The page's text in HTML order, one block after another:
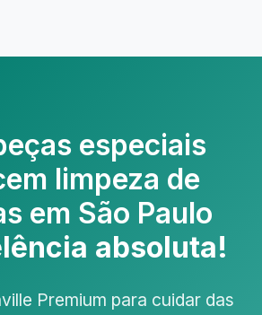
especiais
limpeza de
em São Paulo
absoluta!
Premium para cuidar das